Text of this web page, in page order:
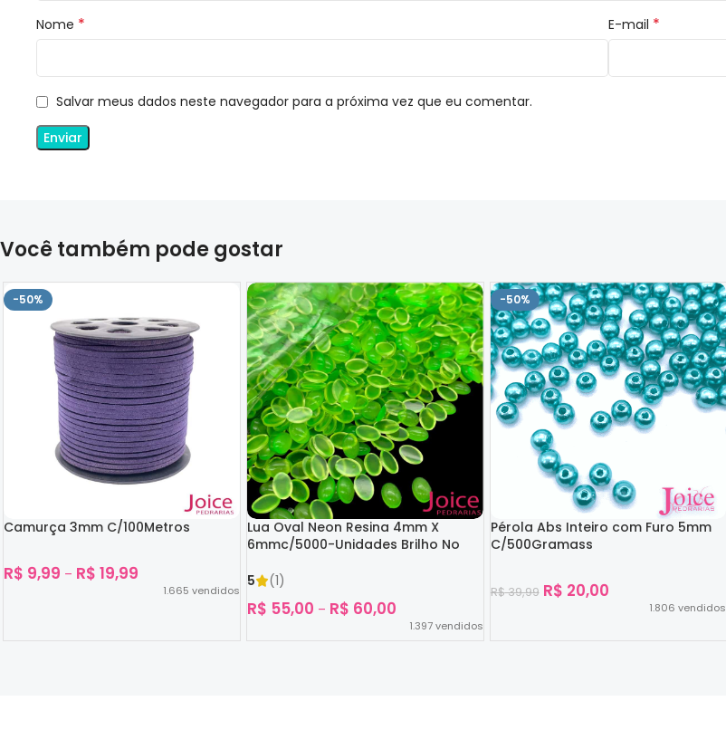
Nome * E-mail *
Salvar meus dados neste navegador para a próxima vez que eu comentar.
Você também pode gostar
-50%
Camurça 3mm C/100Metros
R$ 9,99 – R$ 19,99
1.665 vendidos
Lua Oval Neon Resina 4mm X
6mmc/5000-Unidades Brilho No
5
(1)
R$ 55,00 – R$ 60,00
1.397vendidos
-50%
Pérola Abs Inteiro com Furo 5mm
C/500Gramass
R$39,99 R$ 20,00
1.806 vendidos